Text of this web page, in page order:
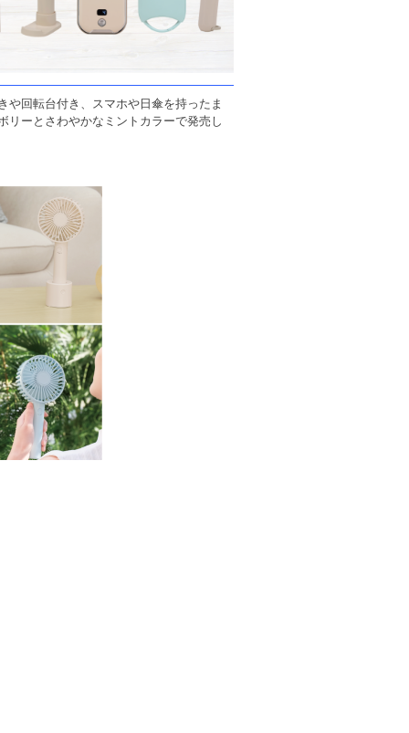
や回転台付き、スマホや日傘を持ったま
リーとさわやかなミントカラーで発売し